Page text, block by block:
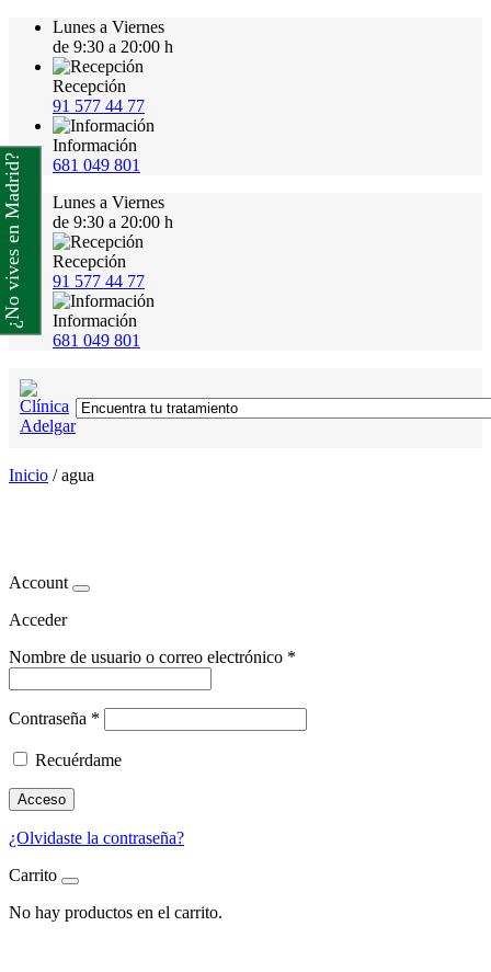
Lunes a Viernes
de 9:30 a 20:00 h
Recepción
91 577 44 77
Información
681 049 801
Lunes a Viernes
de 9:30 a 20:00 h
Recepción
91 577 44 77
Información
681 049 801
Inicio /agua
Account
Acceder
Nombre de usuario o correo electrónico *
Contraseña *
Recuérdame
Acceso
¿Olvidaste la contraseña?
Carrito
No hay productos en el carrito.
¿No vives en Madrid?